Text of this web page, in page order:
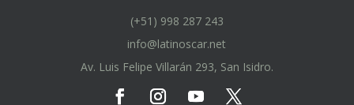
(+51) 998 287 243
info@latinoscar.net
Av. Luis Felipe Villarán 293, San Isidro.